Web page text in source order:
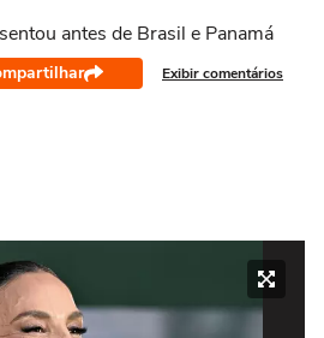
antes de Brasil e Panamá
Exibir comentários